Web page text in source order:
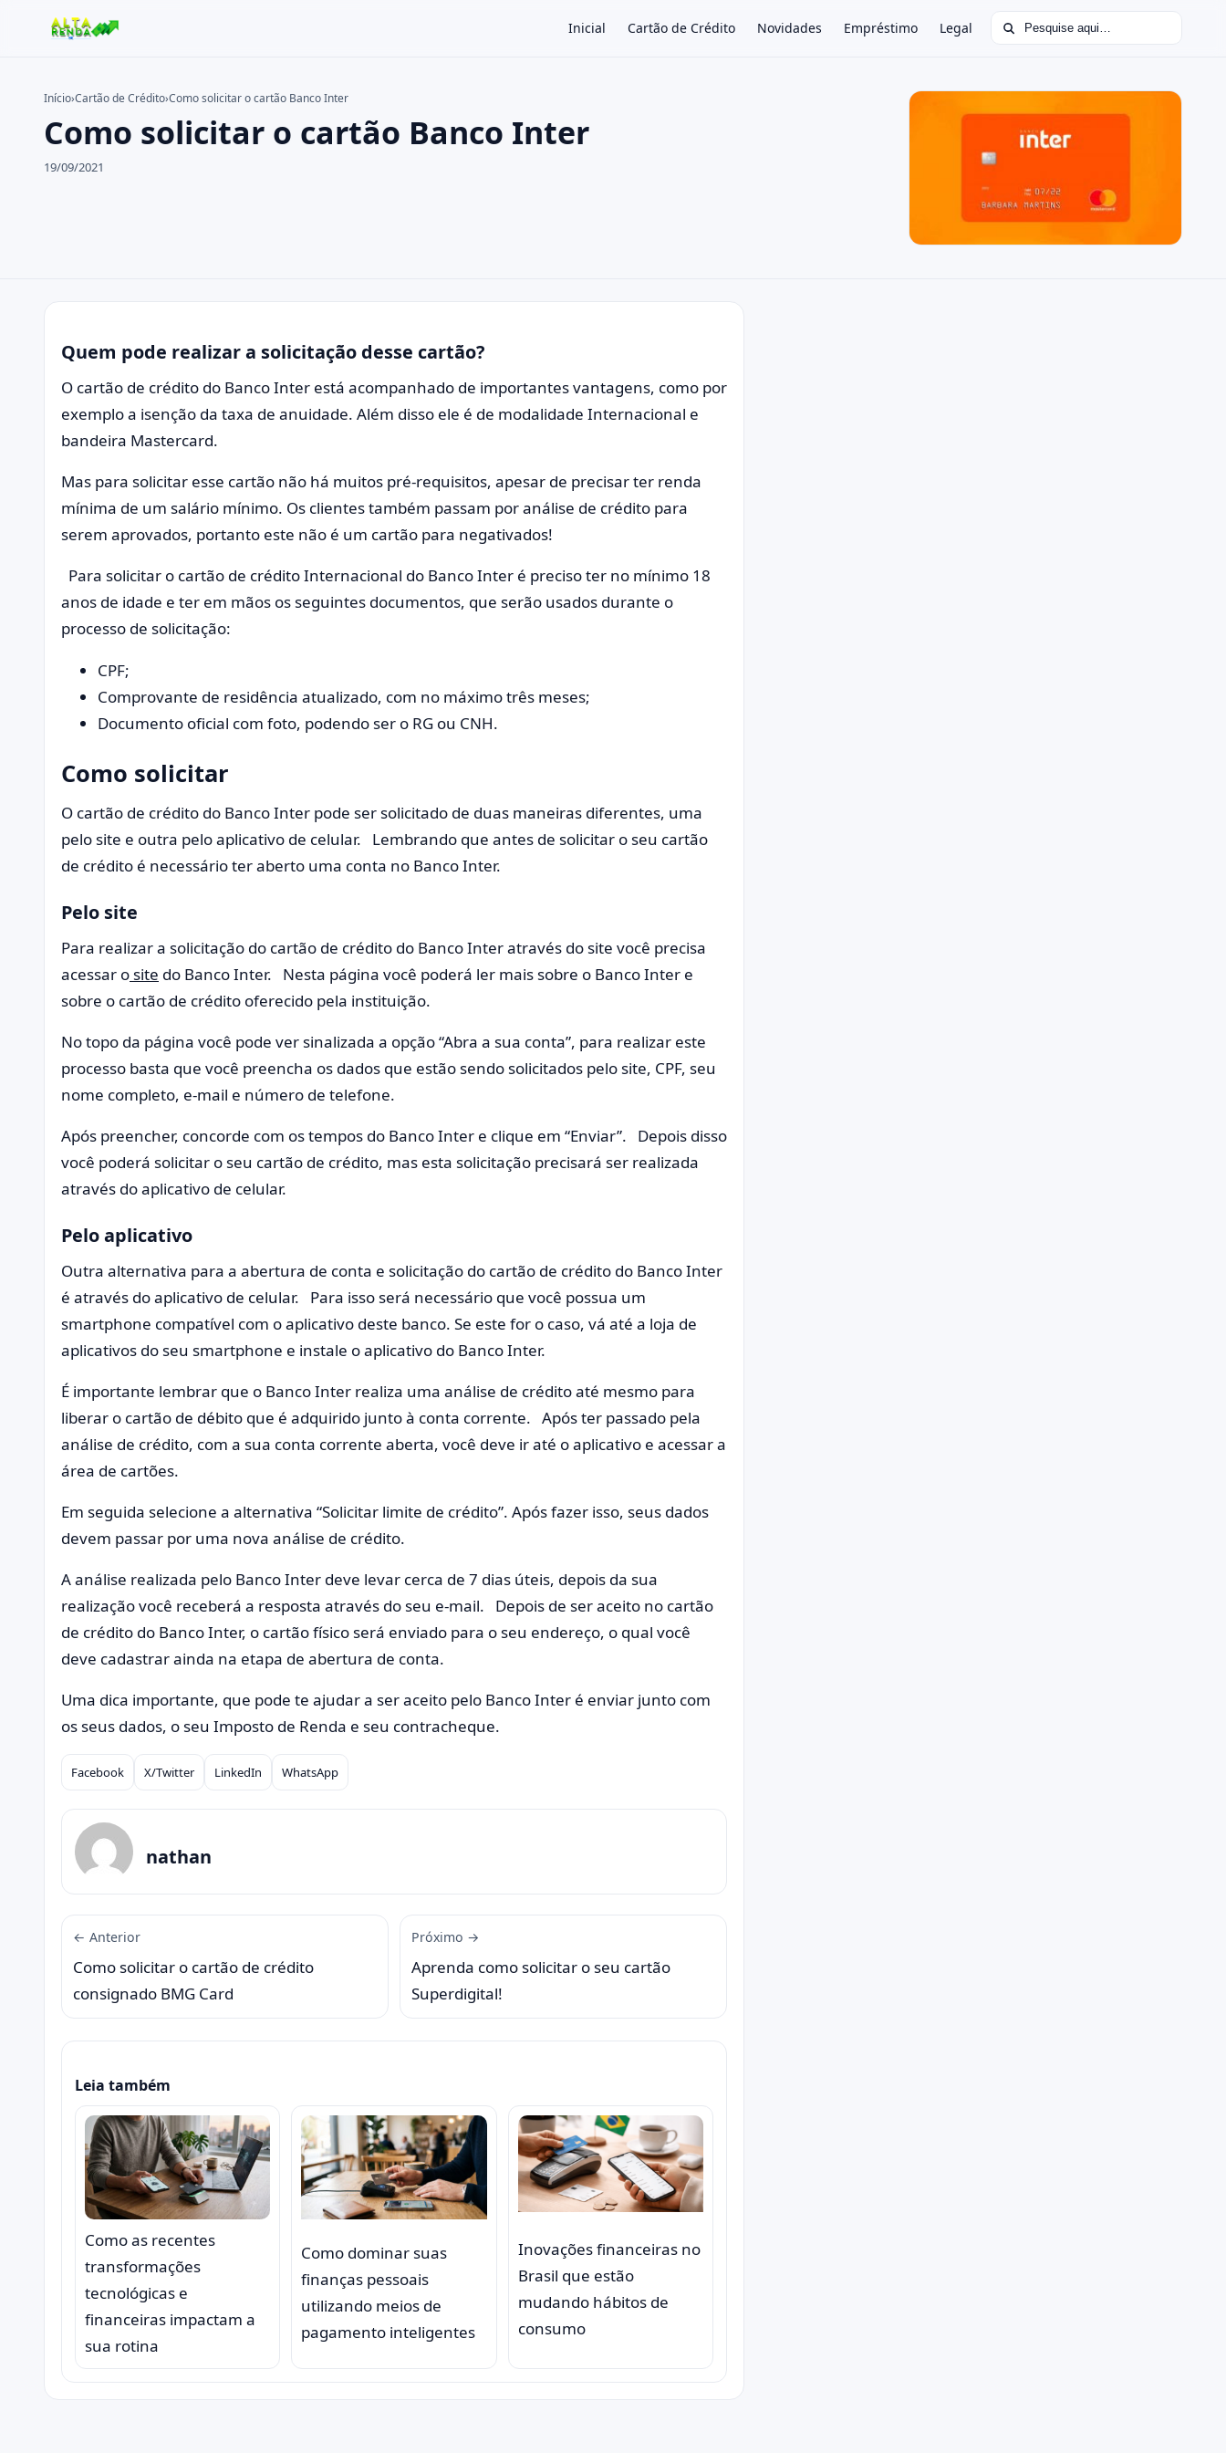
Inicial Cartão de Crédito Novidades Empréstimo Legal Buscar por:
Buscar no site
Início›Cartão de Crédito›Como solicitar o cartão Banco Inter
Como solicitar o cartão Banco Inter
19/09/2021
Quem pode realizar a solicitação desse cartão?
O cartão de crédito do Banco Inter está acompanhado de importantes vantagens, como por
exemplo a isenção da taxa de anuidade. Além disso ele é de modalidade Internacional e
bandeira Mastercard.
Mas para solicitar esse cartão não há muitos pré-requisitos, apesar de precisar ter renda
mínima de um salário mínimo. Os clientes também passam por análise de crédito para
serem aprovados, portanto este não é um cartão para negativados!
Para solicitar o cartão de crédito Internacional do Banco Inter é preciso ter no mínimo 18
anos de idade e ter em mãos os seguintes documentos, que serão usados durante o
processo de solicitação:
CPF;
Comprovante de residência atualizado, com no máximo três meses;
Documento oficial com foto, podendo ser o RG ou CNH.
Como solicitar
O cartão de crédito do Banco Inter pode ser solicitado de duas maneiras diferentes, uma
pelo site e outra pelo aplicativo de celular. Lembrando que antes de solicitar o seu cartão
de crédito é necessário ter aberto uma conta no Banco Inter.
Pelo site
Para realizar a solicitação do cartão de crédito do Banco Inter através do site você precisa
acessar o site do Banco Inter. Nesta página você poderá ler mais sobre o Banco Inter e
sobre o cartão de crédito oferecido pela instituição.
No topo da página você pode ver sinalizada a opção “Abra a sua conta”, para realizar este
processo basta que você preencha os dados que estão sendo solicitados pelo site, CPF, seu
nome completo, e-mail e número de telefone.
Após preencher, concorde com os tempos do Banco Inter e clique em “Enviar”. Depois disso
você poderá solicitar o seu cartão de crédito, mas esta solicitação precisará ser realizada
através do aplicativo de celular.
Pelo aplicativo
Outra alternativa para a abertura de conta e solicitação do cartão de crédito do Banco Inter
é através do aplicativo de celular. Para isso será necessário que você possua um
smartphone compatível com o aplicativo deste banco. Se este for o caso, vá até a loja de
aplicativos do seu smartphone e instale o aplicativo do Banco Inter.
É importante lembrar que o Banco Inter realiza uma análise de crédito até mesmo para
liberar o cartão de débito que é adquirido junto à conta corrente. Após ter passado pela
análise de crédito, com a sua conta corrente aberta, você deve ir até o aplicativo e acessar a
área de cartões.
Em seguida selecione a alternativa “Solicitar limite de crédito”. Após fazer isso, seus dados
devem passar por uma nova análise de crédito.
A análise realizada pelo Banco Inter deve levar cerca de 7 dias úteis, depois da sua
realização você receberá a resposta através do seu e-mail. Depois de ser aceito no cartão
de crédito do Banco Inter, o cartão físico será enviado para o seu endereço, o qual você
deve cadastrar ainda na etapa de abertura de conta.
Uma dica importante, que pode te ajudar a ser aceito pelo Banco Inter é enviar junto com
os seus dados, o seu Imposto de Renda e seu contracheque.
Compartilhar
Facebook X/Twitter LinkedIn WhatsApp
nathan
← Anterior
Como solicitar o cartão de crédito
consignado BMG Card
Próximo →
Aprenda como solicitar o seu cartão
Superdigital!
Leia também
Como as recentes
transformações
tecnológicas e
financeiras impactam a
sua rotina
Como dominar suas
finanças pessoais
utilizando meios de
pagamento inteligentes
Inovações financeiras no
Brasil que estão
mudando hábitos de
consumo